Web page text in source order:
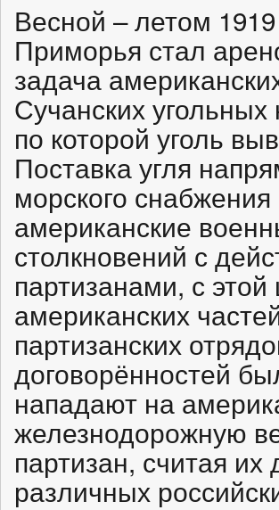
Весной – летом
Приморья стал
задача
Сучанских
по которой уголь
Поставка угля
морского
американские
столкновений с
партизанами, с
американских
партизанских
договорённостей
нападают на
железнодорожную
партизан, считая
различных